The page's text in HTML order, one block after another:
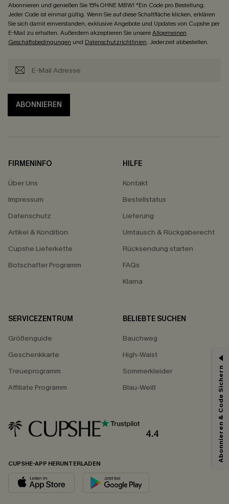
Abonnieren und genießen Sie 15% OHNE MBW! *Ein Code pro Bestellung.
Jeder Code ist einmal gültig. Wenn Sie auf diese Schaltfläche klicken, erklären
Sie sich damit einverstanden, exklusive Angebote und Updates von Cupshe per
E-Mail zu erhalten. Außerdem akzeptieren Sie unsereAllgemeinen
Geschäftsbedingungen und Datenschutzrichtlinien. Jederzeit abbestellen.
ABONNIEREN
FIRMENINFO
Über Uns
Impressum
Datenschutz
Artikel & Kondition
Cupshe Lieferkette
Botschafter Programm
HILFE
Kontakt
Bestellstatus
Lieferung
Umtausch & Rückgaberecht
Rücksendung starten
FAQs
Klarna
SERVICEZENTRUM
Größenguide
Geschenkkarte
Treueprogramm
Affiliate Programm
BELIEBTE SUCHEN
Bauchweg
High-Waist
Sommerkleider
Blau-Weiß
4.4
CUPSHE-APP HERUNTERLADEN
Abonnieren & Code Sichern